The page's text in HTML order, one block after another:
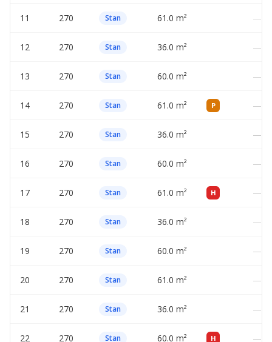
11 270 Stan 61.0 m² —
12 270 Stan 36.0 m² —
13 270 Stan 60.0 m² —
14 270 Stan 61.0 m² P —
15 270 Stan 36.0 m² —
16 270 Stan 60.0 m² —
17 270 Stan 61.0 m² H —
18 270 Stan 36.0 m² —
19 270 Stan 60.0 m² —
20 270 Stan 61.0 m² —
21 270 Stan 36.0 m² —
22 270 Stan 60.0 m² H —